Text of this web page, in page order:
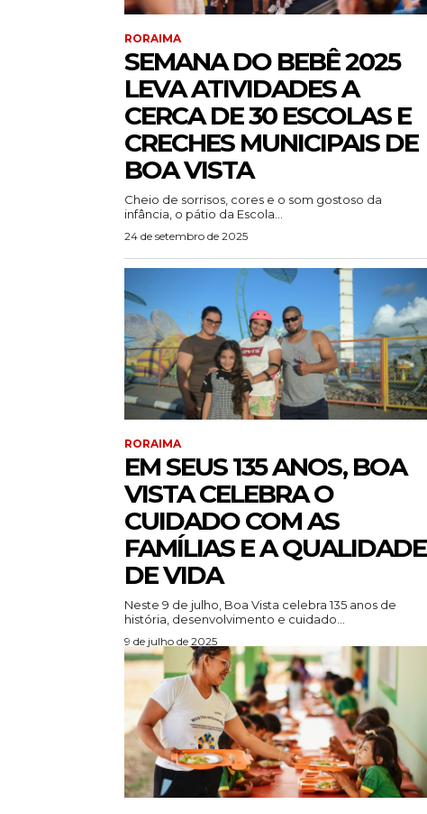
RORAIMA
SEMANA DO BEBÊ 2025
LEVA ATIVIDADES A
CERCA DE 30 ESCOLAS E
CRECHES MUNICIPAIS DE
BOA VISTA
Cheio de sorrisos, cores e o som gostoso da
infância, o pátio da Escola...
24 de setembro de 2025
RORAIMA
EM SEUS 135 ANOS, BOA
VISTA CELEBRA O
CUIDADO COM AS
FAMÍLIAS E A QUALIDADE
DE VIDA
Neste 9 de julho, Boa Vista celebra 135 anos de
história, desenvolvimento e cuidado...
9 de julho de 2025